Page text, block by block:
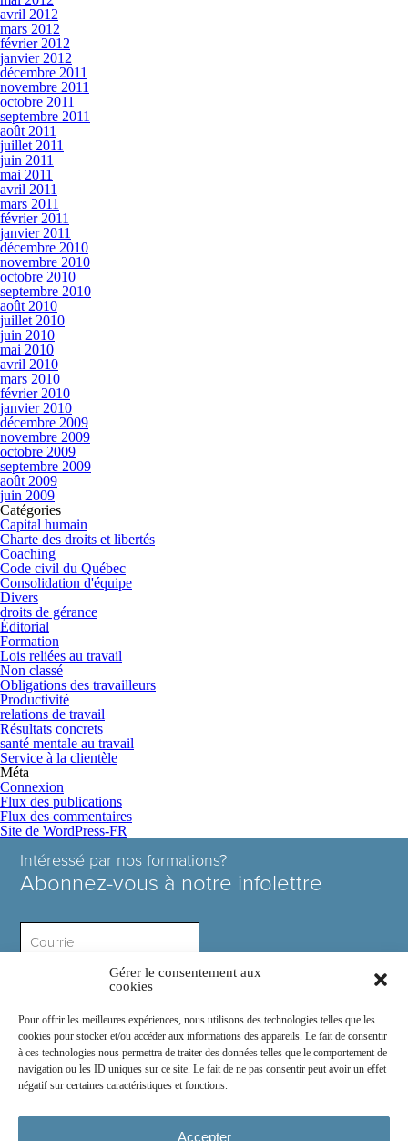
Gérer le consentement aux
cookies
Pour offrir les meilleures expériences, nous utilisons des technologies telles que les
cookies pour stocker et/ou accéder aux informations des appareils. Le fait de consentir
à ces technologies nous permettra de traiter des données telles que le comportement de
navigation ou les ID uniques sur ce site. Le fait de ne pas consentir peut avoir un effet
négatif sur certaines caractéristiques et fonctions.
Accepter
avril 2012
mars 2012
février 2012
janvier 2012
décembre 2011
novembre 2011
octobre 2011
septembre 2011
août 2011
juillet 2011
juin 2011
mai 2011
avril 2011
mars 2011
février 2011
janvier 2011
décembre 2010
novembre 2010
octobre 2010
septembre 2010
août 2010
juillet 2010
juin 2010
mai 2010
avril 2010
mars 2010
février 2010
janvier 2010
décembre 2009
novembre 2009
octobre 2009
septembre 2009
août 2009
juin 2009
Catégories
Capital humain
Charte des droits et libertés
Coaching
Code civil du Québec
Consolidation d'équipe
Divers
droits de gérance
Éditorial
Formation
Lois reliées au travail
Non classé
Obligations des travailleurs
Productivité
relations de travail
Résultats concrets
santé mentale au travail
Service à la clientèle
Méta
Connexion
Flux des publications
Flux des commentaires
Site de WordPress-FR
Intéressé par nos formations?
Abonnez-vous à notre infolettre